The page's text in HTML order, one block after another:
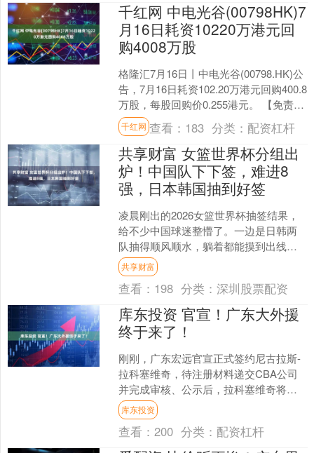
千红网 中电光谷(00798HK)7
月16日耗资10220万港元回
购4008万股
格隆汇7月16日丨中电光谷(00798.HK)公
告，7月16日耗资102.20万港元回购400.8
万股，每股回购价0.255港元。 【免责声
明】本文仅代表作者本....
千红网 查看： 183 分类： 配资杠杆
共享财富 女篮世界杯分组出
炉！中国队下下签，难进8
强，日本韩国抽到好签
凌晨刚出的2026女篮世界杯抽签结果，
给不少中国球迷整懵了。一边是日韩两
队抽得顺风顺水，躺着都能摸到出线门
槛，一边咱们中国女篮直接撞进死亡之
组，刚拿了上届亚军，....
共享财富
查看： 198 分类：深圳股票配资
库东投资 官宣！广东大外援
终于来了！
刚刚，广东宏远官宣正式签约尼古拉斯-
拉科塞维奇，待注册材料递交CBA公司
并完成审核、公示后，拉科塞维奇将身
披31号球衣代表广东征战本赛季CBA剩
余的比赛。虽然拉....
库东投资
查看：200 分类： 配资杠杆